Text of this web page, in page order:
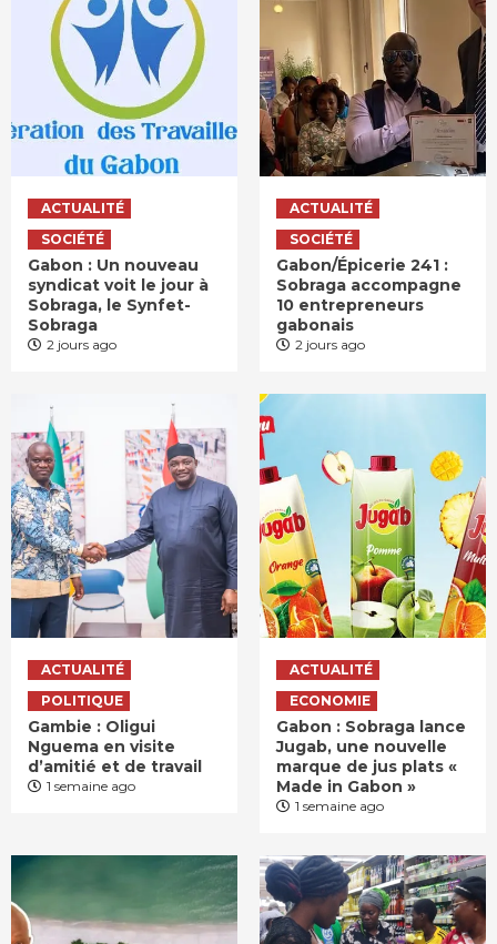
ACTUALITÉ
SOCIÉTÉ
Gabon : Un nouveau
syndicat voit le jour à
Sobraga, le Synfet-
Sobraga
2 jours ago
ACTUALITÉ
SOCIÉTÉ
Gabon/Épicerie 241 :
Sobraga accompagne
10 entrepreneurs
gabonais
2 jours ago
ACTUALITÉ
POLITIQUE
Gambie : Oligui
Nguema en visite
d’amitié et de travail
1 semaine ago
ACTUALITÉ
ECONOMIE
Gabon : Sobraga lance
Jugab, une nouvelle
marque de jus plats «
Made in Gabon »
1 semaine ago